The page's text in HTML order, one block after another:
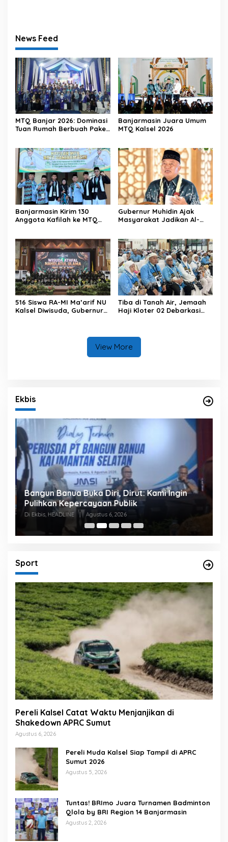
News Feed
MTQ Banjar 2026: Dominasi
Tuan Rumah Berbuah Paket
Banjarmasin Juara Umum
MTQ Kalsel 2026
Banjarmasin Kirim 130
Anggota Kafilah ke MTQ
Gubernur Muhidin Ajak
Masyarakat Jadikan Al-
MTQ Nasional XXXVII
Tingkat Provinsi Kalsel
516 Siswa RA-MI Ma’arif NU
Kalsel Diwisuda, Gubernur
Tiba di Tanah Air, Jemaah
Haji Kloter 02 Debarkasi
View More
Ekbis
Bangun Banua Buka Diri, Dirut: Kami Ingin
Pulihkan Kepercayaan Publik
Di Ekbis, HEADLINE | Agustus 6, 2026
Sport
Pereli Kalsel Catat Waktu Menjanjikan di
Shakedown APRC Sumut
Agustus 6, 2026
Pereli Muda Kalsel Siap Tampil di APRC
Sumut 2026
Agustus 5, 2026
Tuntas! BRImo Juara Turnamen Badminton
Qlola by BRI Region 14 Banjarmasin
Agustus 2, 2026